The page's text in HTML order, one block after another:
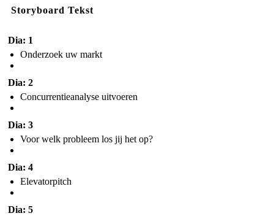
Storyboard Tekst
Dia: 1
Onderzoek uw markt
Dia: 2
Concurrentieanalyse uitvoeren
Dia: 3
Voor welk probleem los jij het op?
Dia: 4
Elevatorpitch
Dia: 5